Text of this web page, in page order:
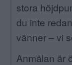
stora
du inte
vänner – vi
Anmälan är